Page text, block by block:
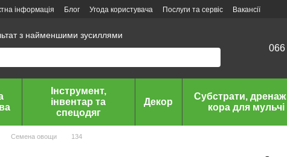
інформація Блог Угода користувача Послуги та сервіс Вакансії
з найменшими зусиллями
066
Інструмент,
інвентар та
спецодяг
Декор
Субстрати, дренаж
кора для мульчі
Семена овощи 134